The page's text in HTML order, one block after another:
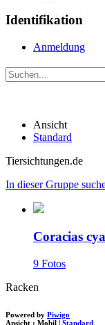
Identifikation
Anmeldung
Ansicht
Standard
Tiersichtungen.de
In dieser Gruppe
Coracias
9 Fotos
Racken
Powered by Piwigo
Ansicht : Mobil Standard